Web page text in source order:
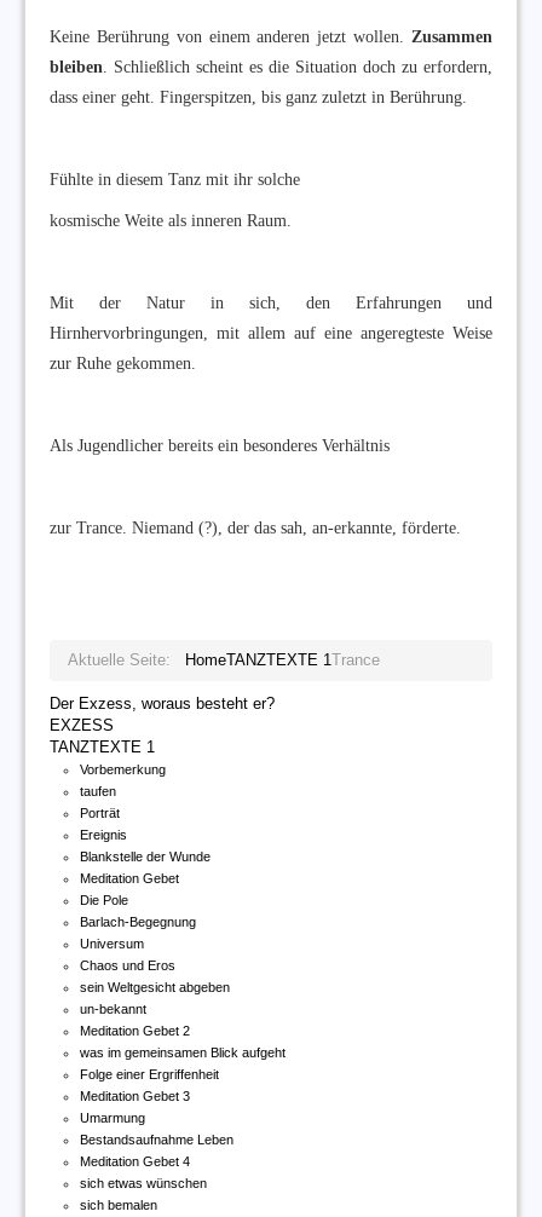
Keine Berührung von einem anderen jetzt wollen. Zusammen
bleiben . Schließlich scheint es die Situation doch zu erfordern,
dass einer geht. Fingerspitzen, bis ganz zuletzt in Berührung.
Fühlte in diesem Tanz mit ihr solche
kosmische Weite als inneren Raum.
Mit der Natur in sich, den Erfahrungen und
Hirnhervorbringungen, mit allem auf eine angeregteste Weise
zur Ruhe gekommen.
Als Jugendlicher bereits ein besonderes Verhältnis
zur Trance. Niemand (?), der das sah, an-erkannte, förderte.
Aktuelle Seite: HomeTANZTEXTE 1 Trance
Der Exzess, woraus besteht er?
EXZESS
TANZTEXTE 1
Vorbemerkung
taufen
Porträt
Ereignis
Blankstelle der Wunde
Meditation Gebet
Die Pole
Barlach-Begegnung
Universum
Chaos und Eros
sein Weltgesicht abgeben
un-bekannt
Meditation Gebet 2
was im gemeinsamen Blick aufgeht
Folge einer Ergriffenheit
Meditation Gebet 3
Umarmung
Bestandsaufnahme Leben
Meditation Gebet 4
sich etwas wünschen
sich bemalen